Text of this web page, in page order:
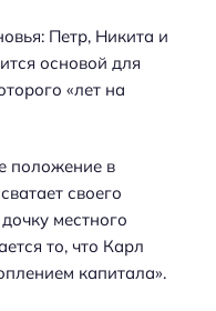
Петр, Никита и
основой для
«лет на
положение в
своего
местного
то, что Карл
капитала».